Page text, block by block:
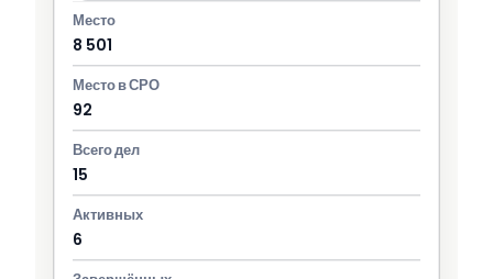
8 501
92
15
6